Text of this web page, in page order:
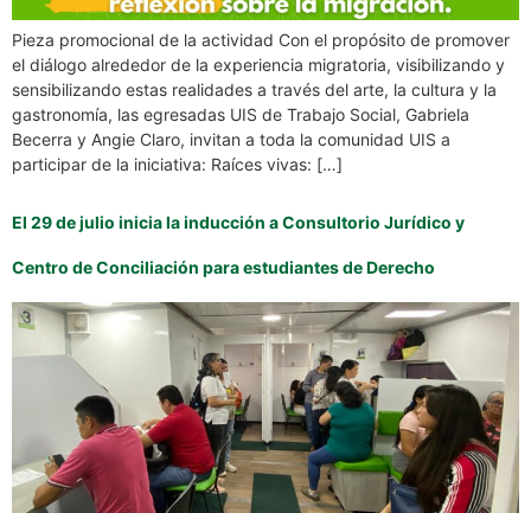
Pieza promocional de la actividad Con el propósito de promover
el diálogo alrededor de la experiencia migratoria, visibilizando y
sensibilizando estas realidades a través del arte, la cultura y la
gastronomía, las egresadas UIS de Trabajo Social, Gabriela
Becerra y Angie Claro, invitan a toda la comunidad UIS a
participar de la iniciativa: Raíces vivas: […]
El 29 de julio inicia la inducción a Consultorio Jurídico y
Centro de Conciliación para estudiantes de Derecho